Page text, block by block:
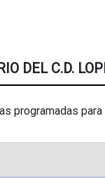
DEL C.D.
programadas